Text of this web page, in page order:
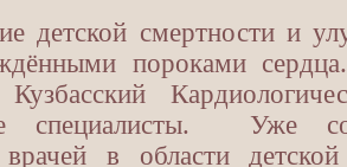
смертности и
пороками
специалисты. Уже
в области